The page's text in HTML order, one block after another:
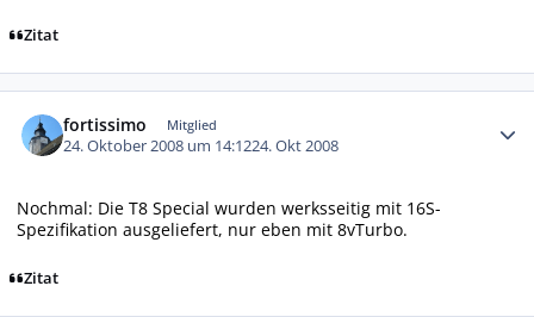
Zitat
fortissimo Mitglied
24. Oktober 2008 um 14:1224. Okt 2008
Nochmal: Die T8 Special wurden werksseitig mit 16S-
Spezifikation ausgeliefert, nur eben mit 8vTurbo.
Zitat